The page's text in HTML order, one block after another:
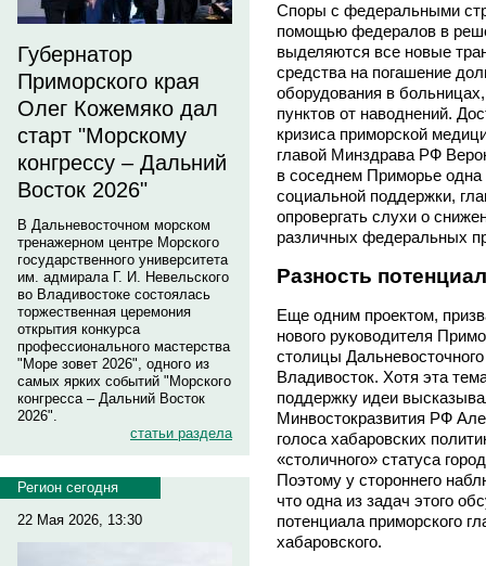
Губернатор
Приморского края
Олег Кожемяко дал
старт "Морскому
конгрессу – Дальний
Восток 2026"
В Дальневосточном морском
тренажерном центре Морского
государственного университета
им. адмирала Г. И. Невельского
во Владивостоке состоялась
торжественная церемония
открытия конкурса
профессионального мастерства
"Море зовет 2026", одного из
самых ярких событий "Морского
конгресса – Дальний Восток
2026".
статьи раздела
Регион сегодня
22 Мая 2026, 13:30
Споры с федеральными
помощью федералов в
выделяются все новые
средства на погашение
оборудования в
пунктов от наводнений.
кризиса приморской
главой Минздрава РФ
в соседнем Приморье
социальной поддержки,
опровергать слухи о
различных федеральных
Разность
Еще одним проектом,
нового руководителя
столицы
Владивосток. Хотя эта
поддержку идеи
Минвостокразвития РФ
голоса хабаровских
«столичного» статуса
Поэтому у стороннего
что одна из задач этого
потенциала приморского
хабаровского.